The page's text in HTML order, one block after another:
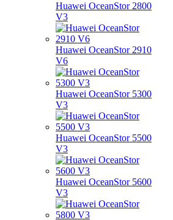
Huawei OceanStor 2800
V3
Huawei OceanStor 2910
V6
Huawei OceanStor 5300
V3
Huawei OceanStor 5500
V3
Huawei OceanStor 5600
V3